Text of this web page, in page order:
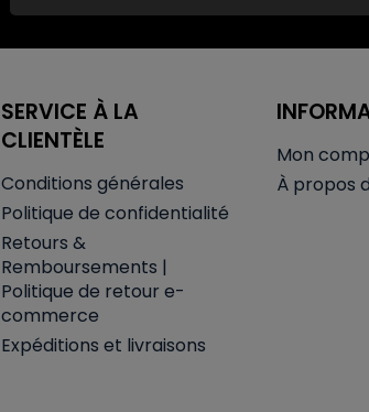
SERVICE À LA
CLIENTÈLE
Conditions générales
Politique de confidentialité
Retours &
Remboursements |
Politique de retour e-
commerce
Expéditions et livraisons
Mon
À propos